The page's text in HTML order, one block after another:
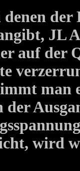
JL
auf der
der
wird